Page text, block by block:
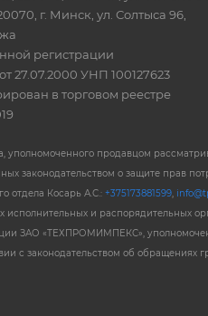
г. Минск, ул. Солтыса 96,
регистрации
27.07.2000 УНП 100127623
в торговом реестре
уполномоченного продавцом
законодательством о защите прав
отдела Косарь А.С.: +375173881599,
исполнительных и распорядительных
ЗАО «ТЕХПРОМИМПЕКС»,
с законодательством об обращениях